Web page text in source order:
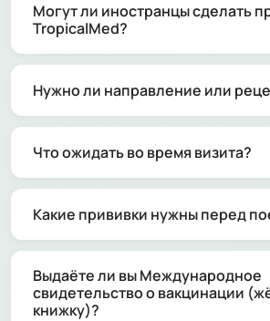
Могут ли иностранцы сделать
TropicalMed?
Нужно ли направление или
Что ожидать во время визита?
Какие прививки нужны перед
Выдаёте ли вы Международное
свидетельство о вакцинации
книжку)?